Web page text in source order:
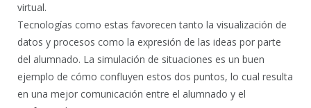
virtual.
Tecnologías como estas favorecen tanto la visualización de
datos y procesos como la expresión de las ideas por parte
del alumnado. La simulación de situaciones es un buen
ejemplo de cómo confluyen estos dos puntos, lo cual resulta
en una mejor comunicación entre el alumnado y el